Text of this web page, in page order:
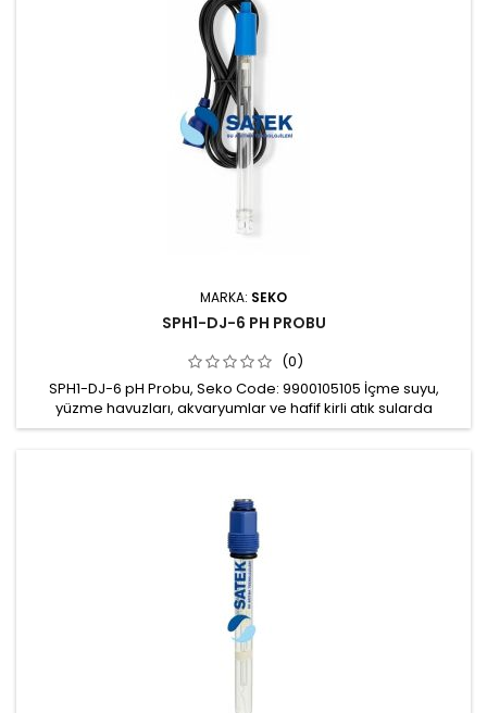
MARKA: SEKO
SPH1-DJ-6 PH PROBU
(0)
SPH1-DJ-6 pH Probu, Seko Code: 9900105105 İçme suyu,
yüzme havuzları, akvaryumlar ve hafif kirli atık sularda
ölçümler için kullanılabilir Ölçüm aralığı: pH 2-12 Kablo